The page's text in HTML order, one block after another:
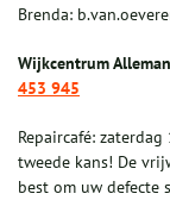
Brenda:
Wijkcentrum
453 945
Repaircafé:
tweede kans! De
best om uw defecte